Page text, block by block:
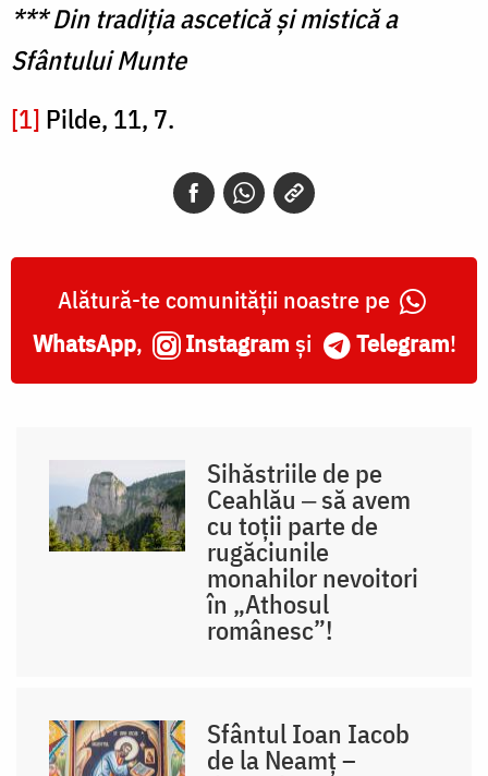
*** Din tradiția ascetică și mistică a
Sfântului Munte
[1] Pilde, 11, 7.
Alătură-te comunității noastre pe
WhatsApp, Instagram și Telegram!
Sihăstriile de pe
Ceahlău ‒ să avem
cu toții parte de
rugăciunile
monahilor nevoitori
în „Athosul
românesc”!
Sfântul Ioan Iacob
de la Neamț –